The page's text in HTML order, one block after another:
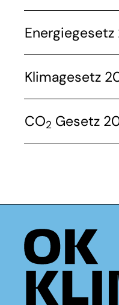
Klimagesetz
CO2 Gesetz